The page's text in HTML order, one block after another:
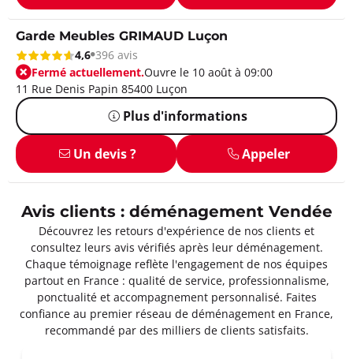
Garde Meubles GRIMAUD Luçon
4,6 396 avis
Fermé actuellement.Ouvre le 10 août à 09:00
11 Rue Denis Papin 85400 Luçon
Plus d'informations
Un devis ? Appeler
Avis clients : déménagement Vendée
Découvrez les retours d'expérience de nos clients et
consultez leurs avis vérifiés après leur déménagement.
Chaque témoignage reflète l'engagement de nos équipes
partout en France : qualité de service, professionnalisme,
ponctualité et accompagnement personnalisé. Faites
confiance au premier réseau de déménagement en France,
recommandé par des milliers de clients satisfaits.